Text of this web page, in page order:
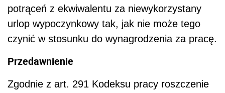
potrąceń z ekwiwalentu za niewykorzystany
urlop wypoczynkowy tak, jak nie może tego
czynić w stosunku do wynagrodzenia za pracę.
Przedawnienie
Zgodnie z art. 291 Kodeksu pracy roszczenie